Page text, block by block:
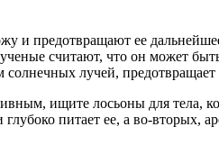
и предотвращают ее
считают, что он может
лучей,
ищите лосьоны для
питает ее, а во-вторых,